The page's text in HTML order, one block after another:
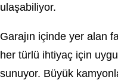
ulaşabiliyor.
Garajın içinde yer alan
her türlü ihtiyaç için
sunuyor. Büyük